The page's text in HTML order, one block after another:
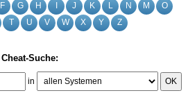
F G H J K L N M
O
T U V W X Y Z
Cheat-Suche:
in OK